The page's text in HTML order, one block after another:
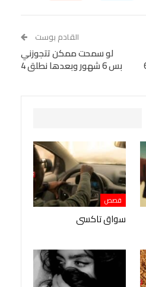
StumbleUpon
VK
BlackBerry
Viber
القادم بوست
لو سمحت ممكن تتجوزني
بس 6 شهور وبعدها نطلق 4
قصص
سواق تاكسى